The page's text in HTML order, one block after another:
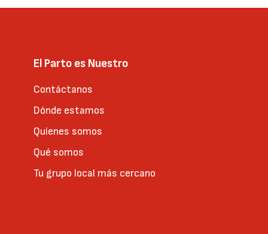
El Parto es Nuestro
Contáctanos
Dónde estamos
Quienes somos
Qué somos
Tu grupo local más cercano